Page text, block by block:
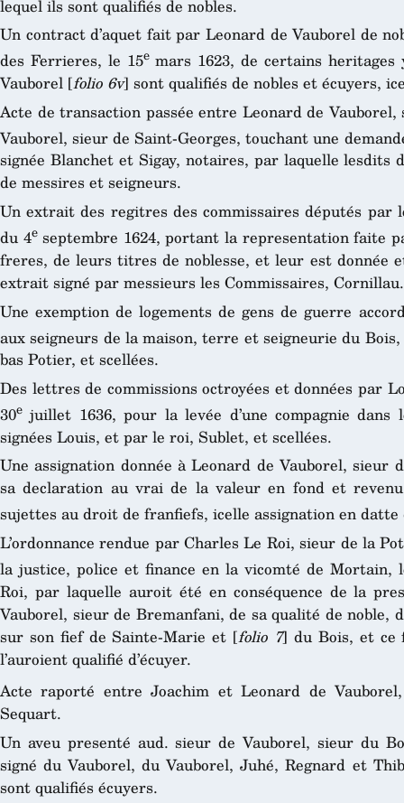
lequel ils sont qualifiés de nobles.
Un contract d’aquet fait par Leonard de Vauborel de
des Ferrieres, le 15emars 1623, de certains
Vauborel [folio 6v] sont qualifiés de nobles et écuyers,
Acte de transaction passée entre Leonard de
Vauborel, sieur de Saint-Georges, touchant une
signée Blanchet et Sigay, notaires, par laquelle lesdits
de messires et seigneurs.
Un extrait des regitres des commissaires députés
du 4eseptembre 1624, portant la representation faite
freres, de leurs titres de noblesse, et leur est donnée
extrait signé par messieurs les Commissaires, Cornillau.
Une exemption de logements de gens de guerre
aux seigneurs de la maison, terre et seigneurie du
bas Potier, et scellées.
Des lettres de commissions octroyées et données par
30e juillet 1636, pour la levée d’une compagnie
signées Louis, et par le roi, Sublet, et scellées.
Une assignation donnée à Leonard de Vauborel,
sa declaration au vrai de la valeur en fond et
sujettes au droit de franfiefs, icelle assignation en datte
L’ordonnance rendue par Charles Le Roi, sieur de la
la justice, police et finance en la vicomté de Mortain,
Roi, par laquelle auroit été en conséquence de la
Vauborel, sieur de Bremanfani, de sa qualité de noble,
sur son fief de Sainte-Marie et [folio 7] du Bois, et ce
l’auroient qualifié d’écuyer.
Acte raporté entre Joachim et Leonard de
Sequart.
Un aveu presenté aud. sieur de Vauborel, sieur du
signé du Vauborel, du Vauborel, Juhé, Regnard et
sont qualifiés écuyers.